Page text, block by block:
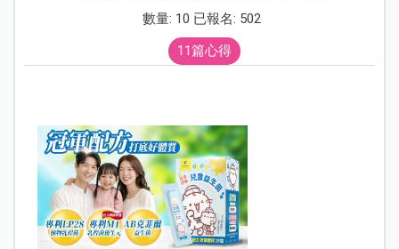
數量: 10 已報名: 502
11篇心得